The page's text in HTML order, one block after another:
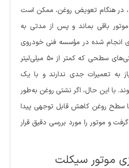
در هنگام تعویض روغن، ممکن است
باقی بماند و پس از مدتی به
انجام شده در مؤسسه فنی خودروی
استرالیا نشان داده که نشتی‌های سطحی که کمتر از ۵۰ میلی‌لیتر
به تعمیرات جدی ندارند و با یک
با این حال، اگر نشتی روغن به‌طور
سطح روغن کاهش قابل توجهی پیدا
و موتور را مورد بررسی دقیق قرار
موتور سیکلت